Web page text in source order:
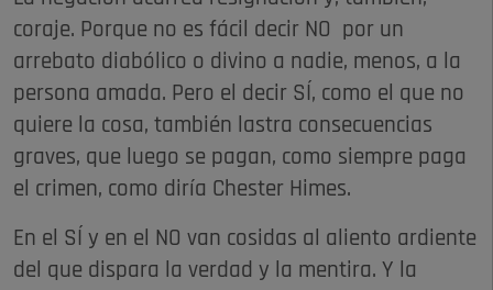
coraje. Porque no es fácil decir NO por un
arrebato diabólico o divino a nadie, menos, a la
persona amada. Pero el decir SÍ, como el que no
quiere la cosa, también lastra consecuencias
graves, que luego se pagan, como siempre paga
el crimen, como diría Chester Himes.
En el SÍ y en el NO van cosidas al aliento ardiente
del que dispara la verdad y la mentira. Y la